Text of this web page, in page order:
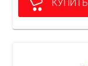
КУПИТЬ